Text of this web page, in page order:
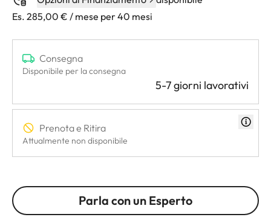
Es. 285,00 € / mese per 40 mesi
Consegna
Disponibile per la consegna
5-7 giorni lavorativi
Prenota e Ritira
Attualmente non disponibile
Parla con un Esperto